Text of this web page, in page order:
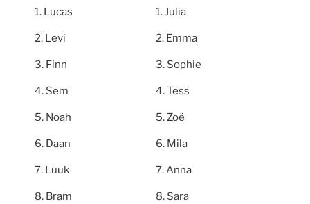
Lucas
Levi
Finn
Sem
Noah
Daan
Luuk
Bram
Julia
Emma
Sophie
Tess
Zoë
Mila
Anna
Sara